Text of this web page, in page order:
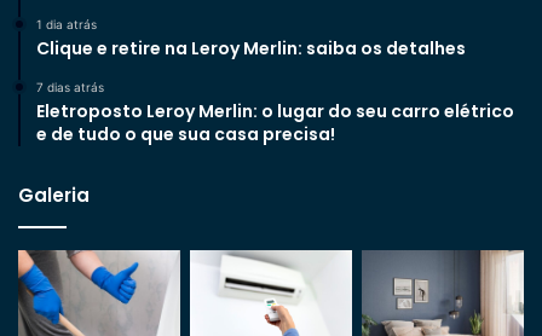
1 dia atrás
Clique e retire na Leroy Merlin: saiba os detalhes
7 dias atrás
Eletroposto Leroy Merlin: o lugar do seu carro elétrico
e de tudo o que sua casa precisa!
Galeria